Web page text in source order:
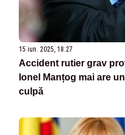
15 iun. 2025, 18:27
Accident rutier grav
Ionel Manțog mai are
culpă